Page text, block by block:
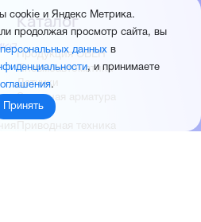
Каталог
Продукция ОВЕН
Пневмоавтоматика
Датчики
Запорная арматура
КИПиА
Приводная техника
cookie и Яндекс Метрика.
продолжая просмотр сайта, вы
данных в
, и принимаете
.
Принять